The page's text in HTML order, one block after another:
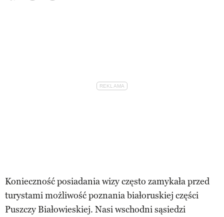
Konieczność posiadania wizy często zamykała przed
turystami możliwość poznania białoruskiej części
Puszczy Białowieskiej. Nasi wschodni sąsiedzi